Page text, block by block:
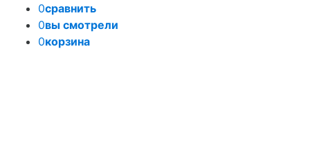
0сравнить
0вы смотрели
0корзина